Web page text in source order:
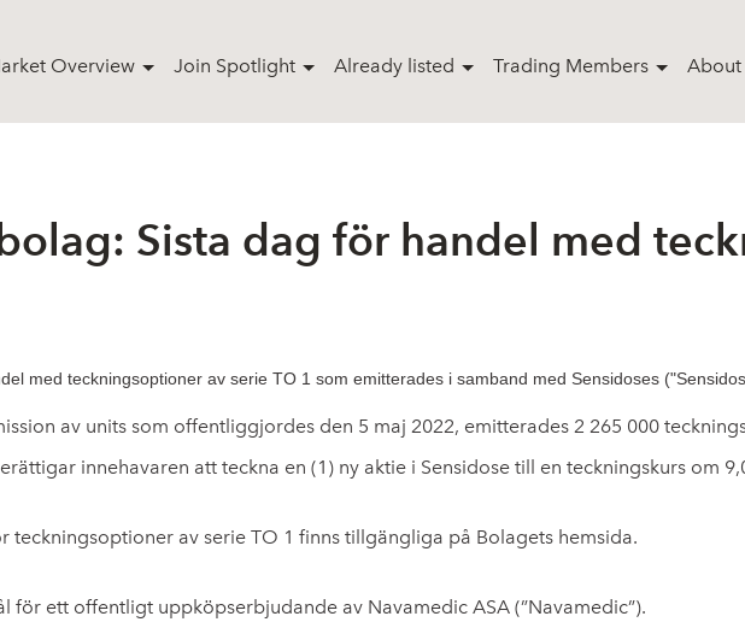
Overview Join Spotlight Already listed Trading Members
Sista dag för handel med
med teckningsoptioner av serie TO 1 som emitterades i samband med Sensidoses
av units som offentliggjordes den 5 maj 2022, emitterades 2 265 000
innehavaren att teckna en (1) ny aktie i Sensidose till en teckningskurs om
teckningsoptioner av serie TO 1 finns tillgängliga på Bolagets hemsida.
för ett offentligt uppköpserbjudande av Navamedic ASA (”Navamedic”).